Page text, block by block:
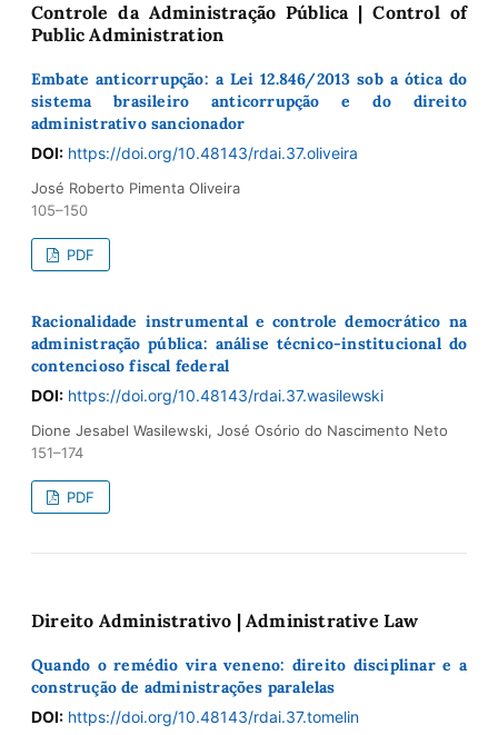
Controle da Administração Pública | Control of
Public Administration
Embate anticorrupção: a Lei 12.846/2013 sob a ótica do
sistema brasileiro anticorrupção e do direito
administrativo sancionador
DOI: https://doi.org/10.48143/rdai.37.oliveira
José Roberto Pimenta Oliveira
105–150
PDF
Racionalidade instrumental e controle democrático na
administração pública: análise técnico-institucional do
contencioso fiscal federal
DOI: https://doi.org/10.48143/rdai.37.wasilewski
Dione Jesabel Wasilewski, José Osório do Nascimento Neto
151–174
PDF
Direito Administrativo | Administrative Law
Quando o remédio vira veneno: direito disciplinar e a
construção de administrações paralelas
DOI: https://doi.org/10.48143/rdai.37.tomelin